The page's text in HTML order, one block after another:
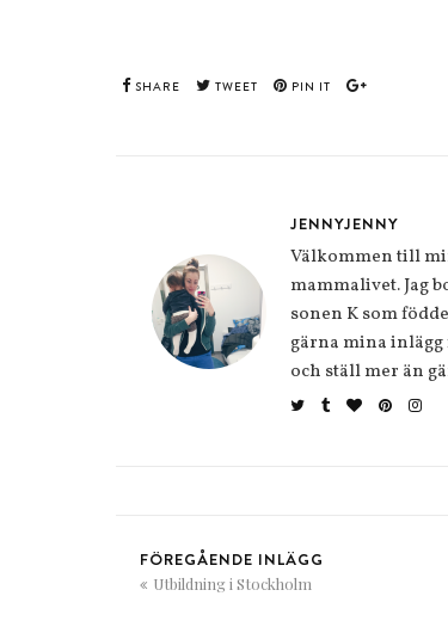
SHARE TWEET PIN IT
JENNYJENNY
Välkommen till
mammalivet. Jag
sonen K som
gärna mina inlägg
och ställ mer än
FÖREGÅENDE INLÄGG
Utbildning i Stockholm